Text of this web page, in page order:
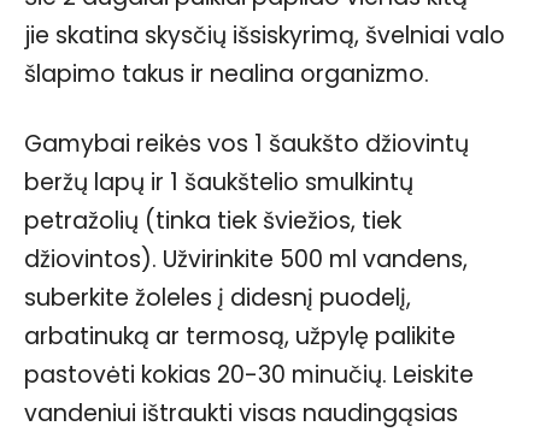
jie skatina skysčių išsiskyrimą, švelniai valo
šlapimo takus ir nealina organizmo.
Gamybai reikės vos 1 šaukšto džiovintų
beržų lapų ir 1 šaukštelio smulkintų
petražolių (tinka tiek šviežios, tiek
džiovintos). Užvirinkite 500 ml vandens,
suberkite žoleles į didesnį puodelį,
arbatinuką ar termosą, užpylę palikite
pastovėti kokias 20-30 minučių. Leiskite
vandeniui ištraukti visas naudingąsias